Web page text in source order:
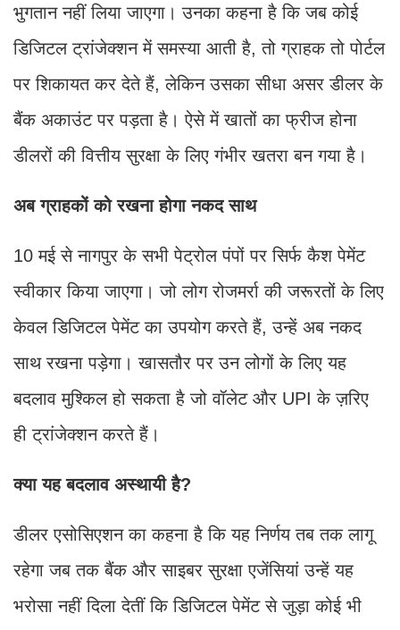
भुगतान नहीं लिया जाएगा। उनका कहना है कि जब कोई
डिजिटल ट्रांजेक्शन में समस्या आती है, तो ग्राहक तो पोर्टल
पर शिकायत कर देते हैं, लेकिन उसका सीधा असर डीलर के
बैंक अकाउंट पर पड़ता है। ऐसे में खातों का फ्रीज होना
डीलरों की वित्तीय सुरक्षा के लिए गंभीर खतरा बन गया है।
अब ग्राहकों को रखना होगा नकद साथ
10 मई से नागपुर के सभी पेट्रोल पंपों पर सिर्फ कैश पेमेंट
स्वीकार किया जाएगा। जो लोग रोजमर्रा की जरूरतों के लिए
केवल डिजिटल पेमेंट का उपयोग करते हैं, उन्हें अब नकद
साथ रखना पड़ेगा। खासतौर पर उन लोगों के लिए यह
बदलाव मुश्किल हो सकता है जो वॉलेट और UPI के ज़रिए
ही ट्रांजेक्शन करते हैं।
क्या यह बदलाव अस्थायी है?
डीलर एसोसिएशन का कहना है कि यह निर्णय तब तक लागू
रहेगा जब तक बैंक और साइबर सुरक्षा एजेंसियां उन्हें यह
भरोसा नहीं दिला देतीं कि डिजिटल पेमेंट से जुड़ा कोई भी